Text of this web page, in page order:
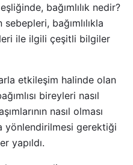
bağımlılık nedir?
sebepleri, bağımlılıkla
ile ilgili çeşitli bilgiler
etkileşim halinde olan
bireyleri nasıl
nasıl olması
yönlendirilmesi gerektiği
yapıldı.